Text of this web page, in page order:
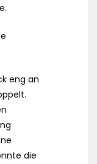
eng an
die